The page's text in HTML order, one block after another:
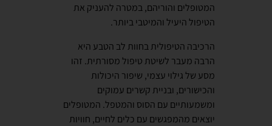
המטופלים והוריהם, במטרה להעניק את
הטיפול היעיל והמיטבי ביותר.
הרכיבה הטיפולית בחוות לב הטבע היא
הרבה מעבר לשיטת טיפול מסורתית. זהו
מסע של גילוי עצמי, שיפור היכולות
והכישורים, ובניית קשרים עמוקים
ומשמעותיים עם הסוס והמטפל. המטופלים
יוצאים מהמפגשים עם כלים לחיים, חוויות